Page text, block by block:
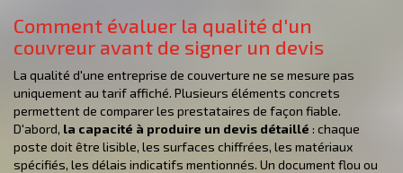
Comment évaluer la qualité d'un
couvreur avant de signer un devis
La qualité d'une entreprise de couverture ne se mesure pas
uniquement au tarif affiché. Plusieurs éléments concrets
permettent de comparer les prestataires de façon fiable.
D'abord, la capacité à produire un devis détaillé : chaque
poste doit être lisible, les surfaces chiffrées, les matériaux
spécifiés, les délais indicatifs mentionnés. Un document flou ou